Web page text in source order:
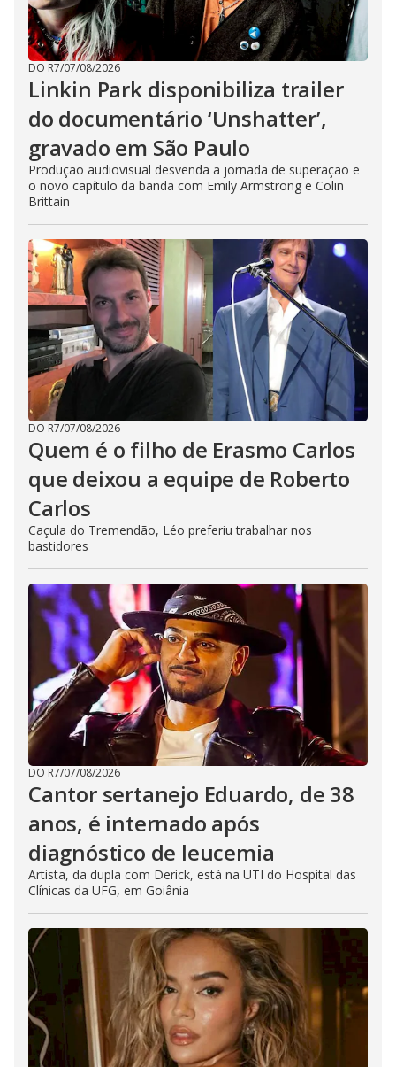
DO R7/07/08/2026
Linkin Park disponibiliza trailer
do documentário ‘Unshatter’,
gravado em São Paulo
Produção audiovisual desvenda a jornada de superação e
o novo capítulo da banda com Emily Armstrong e Colin
Brittain
DO R7/07/08/2026
Quem é o filho de Erasmo Carlos
que deixou a equipe de Roberto
Carlos
Caçula do Tremendão, Léo preferiu trabalhar nos
bastidores
DO R7/07/08/2026
Cantor sertanejo Eduardo, de 38
anos, é internado após
diagnóstico de leucemia
Artista, da dupla com Derick, está na UTI do Hospital das
Clínicas da UFG, em Goiânia